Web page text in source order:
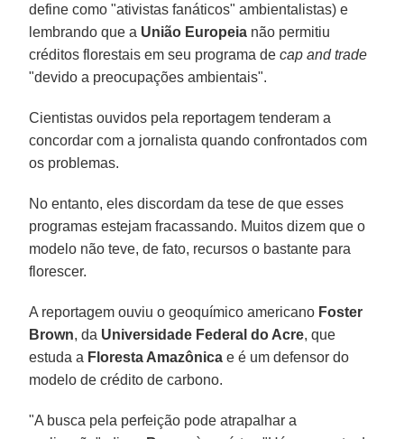
define como "ativistas fanáticos" ambientalistas) e
lembrando que a União Europeia não permitiu
créditos florestais em seu programa decap and trade
"devido a preocupações ambientais".
Cientistas ouvidos pela reportagem tenderam a
concordar com a jornalista quando confrontados com
os problemas.
No entanto, eles discordam da tese de que esses
programas estejam fracassando. Muitos dizem que o
modelo não teve, de fato, recursos o bastante para
florescer.
A reportagem ouviu o geoquímico americano Foster
Brown, da Universidade Federal do Acre, que
estuda a Floresta Amazônica e é um defensor do
modelo de crédito de carbono.
"A busca pela perfeição pode atrapalhar a